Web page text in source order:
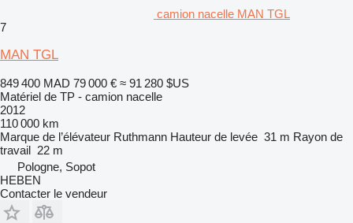
camion nacelle MAN TGL
7
MAN TGL
849 400 MAD 79 000 € ≈ 91 280 $US
Matériel de TP - camion nacelle
2012
110 000 km
Marque de l’élévateur Ruthmann Hauteur de levée 31 m Rayon de
travail 22 m
Pologne, Sopot
HEBEN
Contacter le vendeur